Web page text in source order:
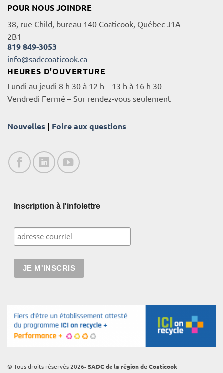
POUR NOUS JOINDRE
38, rue Child, bureau 140 Coaticook, Québec J1A
2B1
819 849-3053
info@sadccoaticook.ca
HEURES D'OUVERTURE
Lundi au jeudi 8 h 30 à 12 h – 13 h à 16 h 30
Vendredi Fermé – Sur rendez-vous seulement
Nouvelles | Foire aux questions
Inscription à l'infolettre
© Tous droits réservés 2026- SADC de la région de Coaticook